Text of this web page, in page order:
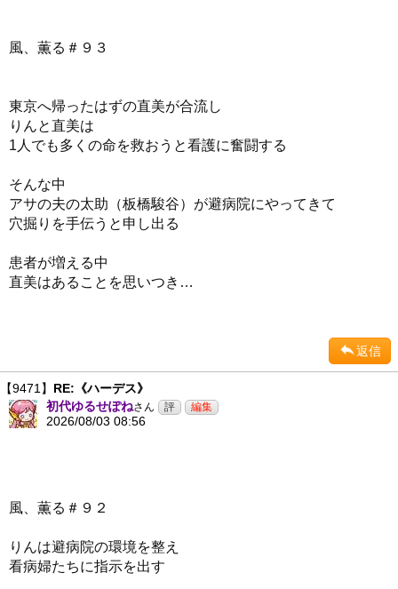
風、薫る＃９３
東京へ帰ったはずの直美が合流し
りんと直美は
1人でも多くの命を救おうと看護に奮闘する
そんな中
アサの夫の太助（板橋駿谷）が避病院にやってきて
穴掘りを手伝うと申し出る
患者が増える中
直美はあることを思いつき…
返信
【9471】 RE:《ハーデス》
初代ゆるせぽねさん
2026/08/03 08:56
風、薫る＃９２
りんは避病院の環境を整え
看病婦たちに指示を出す